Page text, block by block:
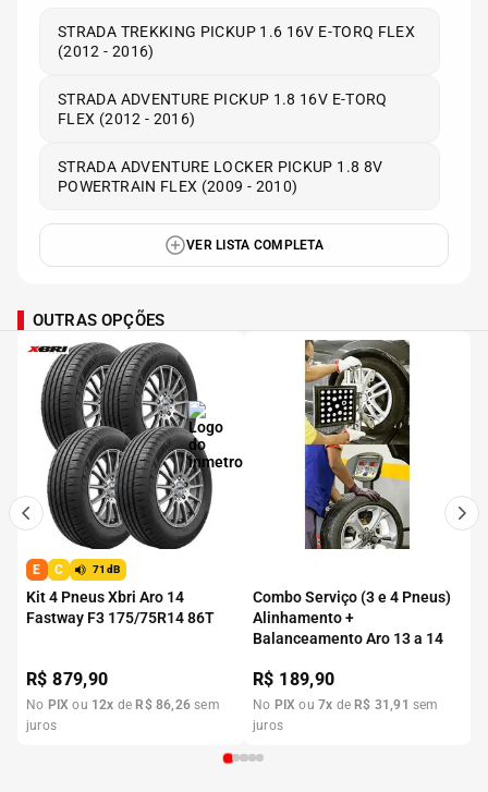
STRADA TREKKING PICKUP 1.6 16V E-TORQ FLEX
(2012 - 2016)
STRADA ADVENTURE PICKUP 1.8 16V E-TORQ
FLEX (2012 - 2016)
STRADA ADVENTURE LOCKER PICKUP 1.8 8V
POWERTRAIN FLEX (2009 - 2010)
VER LISTA COMPLETA
OUTRAS OPÇÕES
E C 71dB
Kit 4 Pneus Xbri Aro 14
Fastway F3 175/75R14 86T
R$879,90
No PIX ou 12x de R$ 86,26 sem
juros
Combo Serviço (3 e 4 Pneus)
Alinhamento +
Balanceamento Aro 13 a 14
R$ 189,90
No PIX ou7x de R$ 31 ,91 sem
juros